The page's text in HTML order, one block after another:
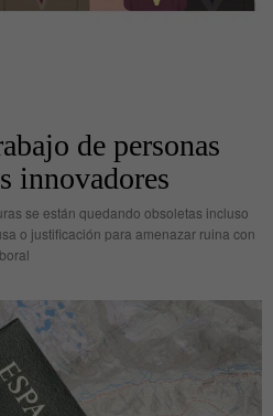
de personas
innovadores
se están quedando obsoletas incluso
o justificación para amenazar ruina con